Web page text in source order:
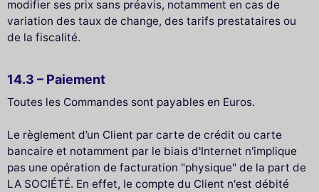
modifier ses prix sans préavis, notamment en cas de
variation des taux de change, des tarifs prestataires ou
de la fiscalité.
14.3 – Paiement
Toutes les Commandes sont payables en Euros.
Le règlement d’un Client par carte de crédit ou carte
bancaire et notamment par le biais d'Internet n'implique
pas une opération de facturation "physique" de la part de
LA SOCIÉTÉ. En effet, le compte du Client n'est débité